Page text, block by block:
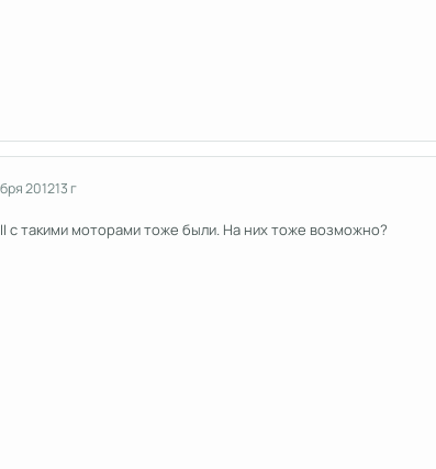
201213 г
с такими моторами тоже были. На них тоже возможно?